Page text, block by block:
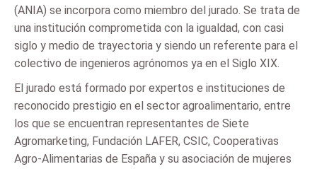
(ANIA) se incorpora como miembro del jurado. Se trata de
una institución comprometida con la igualdad, con casi
siglo y medio de trayectoria y siendo un referente para el
colectivo de ingenieros agrónomos ya en el Siglo XIX.
El jurado está formado por expertos e instituciones de
reconocido prestigio en el sector agroalimentario, entre
los que se encuentran representantes de Siete
Agromarketing, Fundación LAFER, CSIC, Cooperativas
Agro-Alimentarias de España y su asociación de mujeres